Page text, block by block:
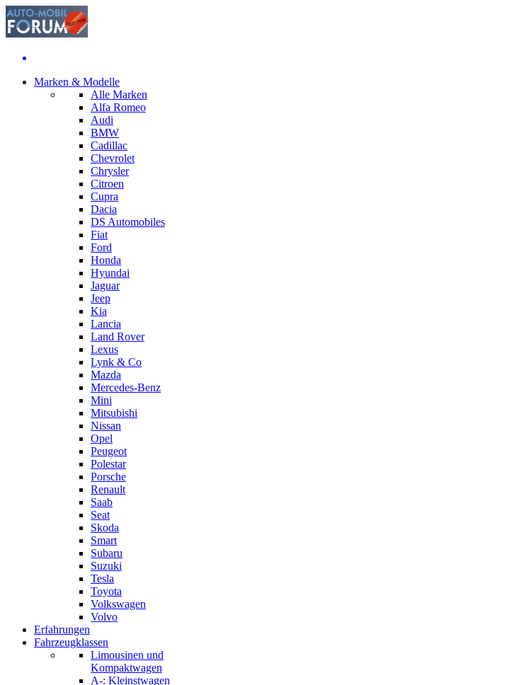
Marken & Modelle
Alle Marken
Alfa Romeo
Audi
BMW
Cadillac
Chevrolet
Chrysler
Citroen
Cupra
Dacia
DS Automobiles
Fiat
Ford
Honda
Hyundai
Jaguar
Jeep
Kia
Lancia
Land Rover
Lexus
Lynk & Co
Mazda
Mercedes-Benz
Mini
Mitsubishi
Nissan
Opel
Peugeot
Polestar
Porsche
Renault
Saab
Seat
Skoda
Smart
Subaru
Suzuki
Tesla
Toyota
Volkswagen
Volvo
Erfahrungen
Fahrzeugklassen
Limousinen und
Kompaktwagen
A-: Kleinstwagen